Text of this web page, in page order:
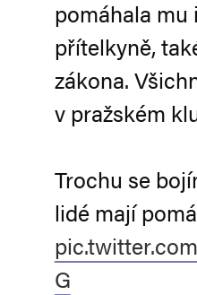
pomáhala mu
přítelkyně,
zákona.
v pražském
Trochu se
lidé mají
G